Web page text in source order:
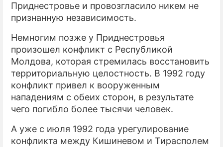
Приднестровье и провозгласило никем не
признанную независимость.
Немногим позже у Приднестровья
произошел конфликт с Республикой
Молдова, которая стремилась восстановить
территориальную целостность. В 1992 году
конфликт привел к вооруженным
нападениям с обеих сторон, в результате
чего погибло более тысячи человек.
А уже с июля 1992 года урегулирование
конфликта между Кишиневом и Тирасполем